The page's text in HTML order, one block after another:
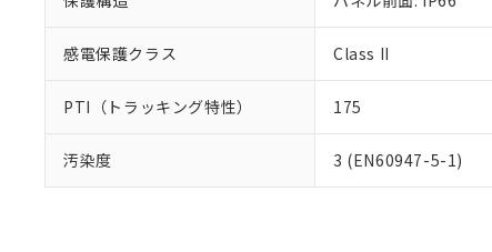
感電保護クラス Class II
PTI（トラッキング特性） 175
汚染度 3 (EN60947-5-1)